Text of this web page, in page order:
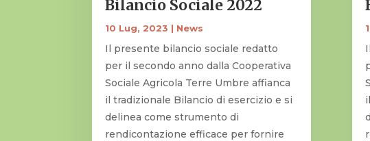
Bilancio Sociale 2022
10 Lug, 2023 | News
Il presente bilancio sociale redatto
per il secondo anno dalla Cooperativa
Sociale Agricola Terre Umbre affianca
il tradizionale Bilancio di esercizio e si
delinea come strumento di
rendicontazione efficace per fornire